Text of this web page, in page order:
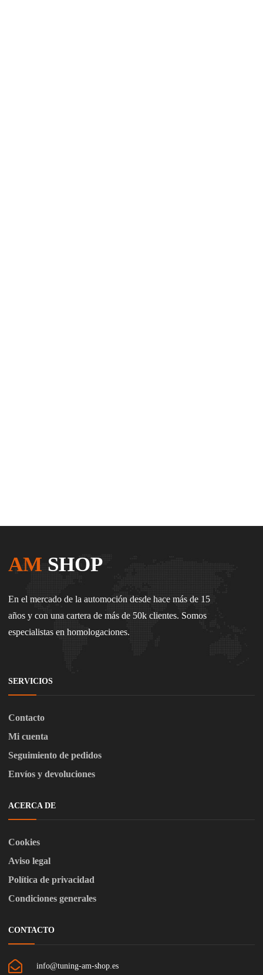
AM SHOP
En el mercado de la automoción desde hace más de 15
años y con una cartera de más de 50k clientes. Somos
especialistas en homologaciones.
SERVICIOS
Contacto
Mi cuenta
Seguimiento de pedidos
Envíos y devoluciones
ACERCA DE
Cookies
Aviso legal
Política de privacidad
Condiciones generales
CONTACTO
info@tuning-am-shop.es